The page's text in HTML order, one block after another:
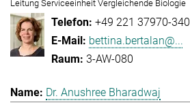
Leitung Serviceeinheit Vergleichende Biologie
+49 221 37970-340
bettina.bertalan@...
3-AW-080
Dr. Anushree Bharadwaj